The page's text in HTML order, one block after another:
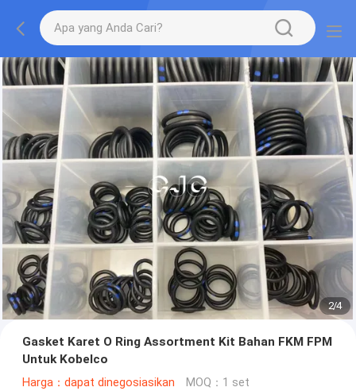
2/4
Gasket Karet O Ring Assortment Kit Bahan FKM FPM
Untuk Kobelco
Harga：dapat dinegosiasikan MOQ：1 set